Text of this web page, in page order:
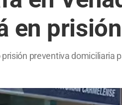
en prisión
preventiva domiciliaria